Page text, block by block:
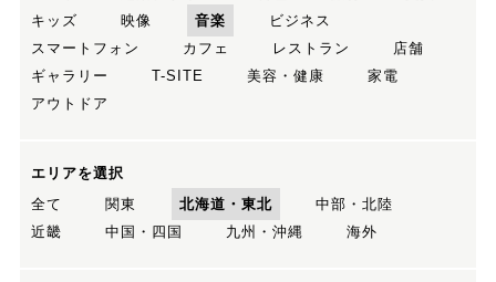
キッズ
映像 音楽
ビジネス
スマートフォン
カフェ レストラン
店舗
ギャラリー
T-SITE 美容・健康
家電
アウトドア
エリアを選択
全て
関東 北海道・東北
中部・北陸
近畿
中国・四国 九州・沖縄 海外